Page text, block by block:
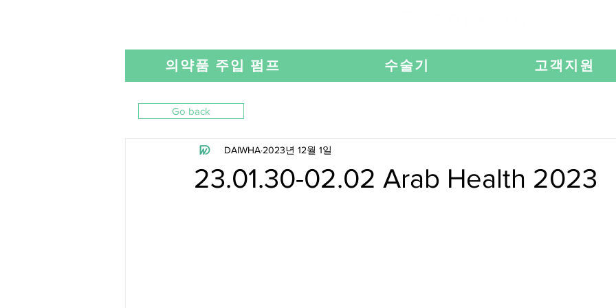
의약품 주입 펌프 수술기 고객지원
23.01.30-02.02 Arab Health 2023
DAIWHA 2023년 12월 1일
Go back